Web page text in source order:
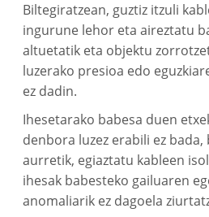
Biltegiratzean, guztiz itzuli
ingurune lehor eta aireztatu
altuetatik eta objektu
luzerako presioa edo
ez dadin.
Ihesetarako babesa duen
denbora luzez erabili ez
aurretik, egiaztatu kableen
ihesak babesteko gailuaren
anomaliarik ez dagoela